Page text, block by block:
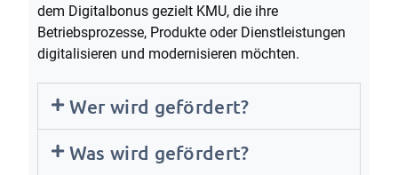
dem Digitalbonus gezielt KMU, die ihre
Betriebsprozesse, Produkte oder Dienstleistungen
digitalisieren und modernisieren möchten.
Wer wird gefördert?
Was wird gefördert?